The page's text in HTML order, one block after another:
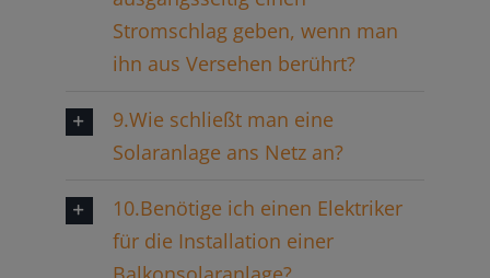
Stromschlag geben, wenn man
ihn aus Versehen berührt?
9.Wie schließt man eine
Solaranlage ans Netz an?
10.Benötige ich einen Elektriker
für die Installation einer